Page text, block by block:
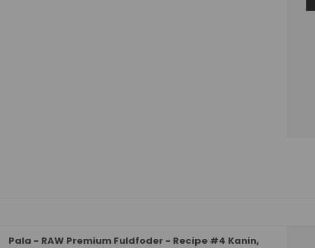
Pala - RAW Premium Fuldfoder - Recipe #4 Kanin,